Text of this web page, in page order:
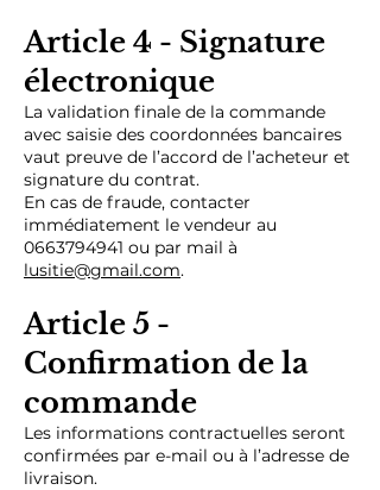
Article 4 - Signature
électronique
La validation finale de la commande
avec saisie des coordonnées bancaires
vaut preuve de l’accord de l’acheteur et
signature du contrat.
En cas de fraude, contacter
immédiatement le vendeur au
0663794941 ou par mail à
lusitie@gmail.com.
Article 5 -
Confirmation de la
commande
Les informations contractuelles seront
confirmées par e-mail ou à l’adresse de
livraison.